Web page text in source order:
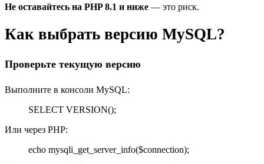
Не оставайтесь на PHP 8.1 и ниже — это риск.
Как выбрать версию MySQL?
Проверьте текущую версию
Выполните в консоли MySQL:
SELECT VERSION();
Или через PHP:
echo mysqli_get_server_info($connection);